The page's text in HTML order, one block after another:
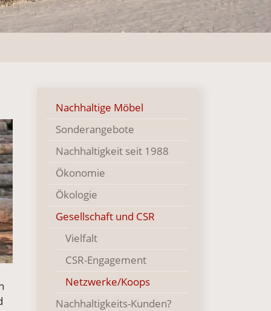
Nachhaltige Möbel
Sonderangebote
Nachhaltigkeit seit 1988
Ökonomie
Ökologie
Gesellschaft und CSR
Vielfalt
CSR-Engagement
Netzwerke/Koops()
Nachhaltigkeits-Kunden?